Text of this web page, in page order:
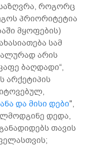
როგორც
პრიორიტეტია
მყოფების)
სამ
არის
ბაღდადი“,
არქეტიპის
და მისი დები",
დედა,
თავის